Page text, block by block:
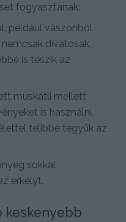
fogyasztanak.
például vászonból
divatosak,
is teszik az
muskátli mellett
is használni,
telibbé tegyük az
sokkal
erkélyt.
keskenyebb